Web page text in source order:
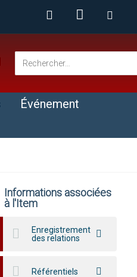
Événement
Informations associées
à l'Item
Enregistrement
des relations
Référentiels